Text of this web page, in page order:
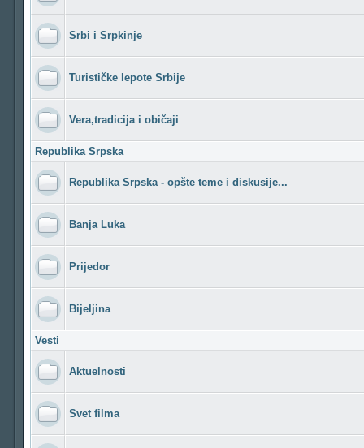
Srbi i Srpkinje
Turističke lepote Srbije
Vera,tradicija i običaji
Republika Srpska
Republika Srpska - opšte teme i diskusije...
Banja Luka
Prijedor
Bijeljina
Vesti
Aktuelnosti
Svet filma